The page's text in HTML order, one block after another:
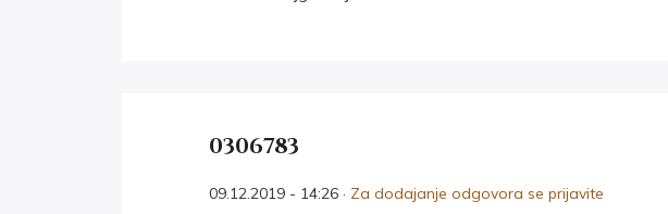
0306783
09.12.2019 - 14:26 · Za dodajanje odgovora se prijavite